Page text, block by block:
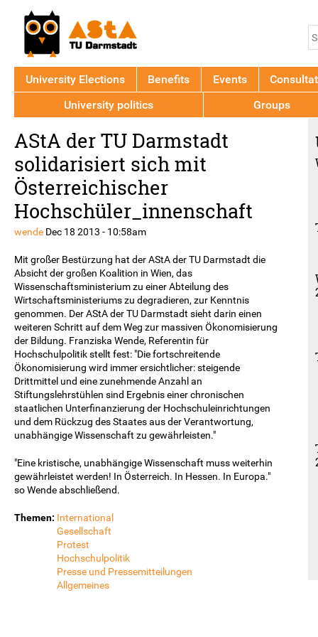
to
top
AStA der TU Darmstadt
solidarisiert sich mit
Österreichischer
Hochschüler_innenschaft
wende Dec 18 2013 - 10:58am
Mit großer Bestürzung hat der AStA der TU Darmstadt die
Absicht der großen Koalition in Wien, das
Wissenschaftsministerium zu einer Abteilung des
Wirtschaftsministeriums zu degradieren, zur Kenntnis
genommen. Der AStA der TU Darmstadt sieht darin einen
weiteren Schritt auf dem Weg zur massiven Ökonomisierung
der Bildung. Franziska Wende, Referentin für
Hochschulpolitik stellt fest: "Die fortschreitende
Ökonomisierung wird immer ersichtlicher: steigende
Drittmittel und eine zunehmende Anzahl an
Stiftungslehrstühlen sind Ergebnis einer chronischen
staatlichen Unterfinanzierung der Hochschuleinrichtungen
und dem Rückzug des Staates aus der Verantwortung,
unabhängige Wissenschaft zu gewährleisten."
"Eine kristische, unabhängige Wissenschaft muss weiterhin
gewährleistet werden! In Österreich. In Hessen. In Europa."
so Wende abschließend.
Themen: International
Gesellschaft
Protest
Hochschulpolitik
Presse und Pressemitteilungen
Allgemeines
University Elections Benefits Events
University politics
Groups